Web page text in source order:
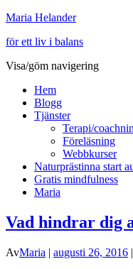
Maria Helander
för ett liv i balans
Visa/göm navigering
Hem
Blogg
Tjänster
Terapi/
Föreläsning
Webbkurser
Naturprästinna start
Gratis mindfulness
Maria
Vad hindrar dig
AvMaria | augusti 26, 2016 |